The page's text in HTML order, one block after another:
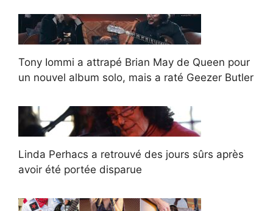
Tony Iommi a attrapé Brian May de Queen pour
un nouvel album solo, mais a raté Geezer Butler
Linda Perhacs a retrouvé des jours sûrs après
avoir été portée disparue